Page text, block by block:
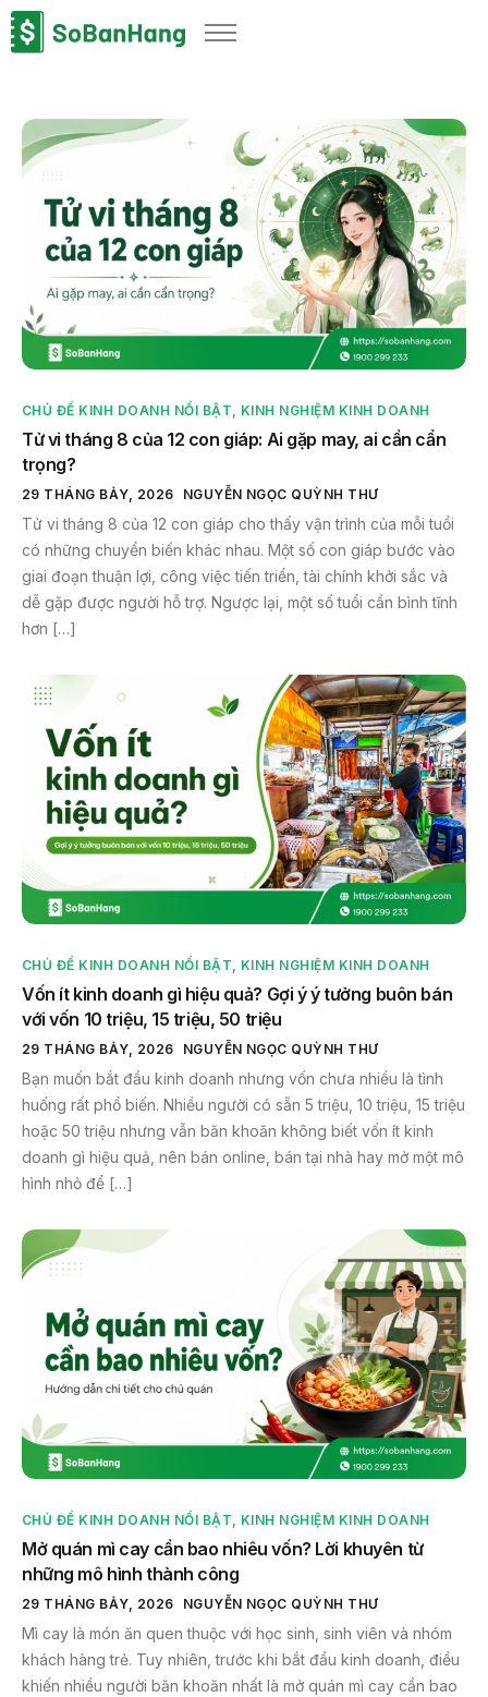
Sản phẩm
Bảng giá
Thông tin thuế
Về chúng tôi
CHỦ ĐỀ KINH DOANH NỔI BẬT KINH NGHIỆM KINH DOANH
Tử vi tháng 8 của 12 con giáp: Ai gặp may, ai cần cẩn
trọng?
29 THÁNG BẢY, 2026 NGUYỄN NGỌC QUỲNH THƯ
Tử vi tháng 8 của 12 con giáp cho thấy vận trình của mỗi tuổi
có những chuyển biến khác nhau. Một số con giáp bước vào
giai đoạn thuận lợi, công việc tiến triển, tài chính khởi sắc và
dễ gặp được người hỗ trợ. Ngược lại, một số tuổi cần bình tĩnh
hơn […]
CHỦ ĐỀ KINH DOANH NỔI BẬT KINH NGHIỆM KINH DOANH
Vốn ít kinh doanh gì hiệu quả? Gợi ý ý tưởng buôn bán
với vốn 10 triệu, 15 triệu, 50 triệu
29 THÁNG BẢY, 2026 NGUYỄN NGỌC QUỲNH THƯ
Bạn muốn bắt đầu kinh doanh nhưng vốn chưa nhiều là tình
huống rất phổ biến. Nhiều người có sẵn 5 triệu, 10 triệu, 15 triệu
hoặc 50 triệu nhưng vẫn băn khoăn không biết vốn ít kinh
doanh gì hiệu quả, nên bán online, bán tại nhà hay mở một mô
hình nhỏ để […]
CHỦ ĐỀ KINH DOANH NỔI BẬT, KINH NGHIỆM KINH DOANH
Mở quán mì cay cần bao nhiêu vốn? Lời khuyên từ
những mô hình thành công
29 THÁNG BẢY, 2026 NGUYỄN NGỌC QUỲNH THƯ
Mì cay là món ăn quen thuộc với học sinh, sinh viên và nhóm
khách hàng trẻ. Tuy nhiên, trước khi bắt đầu kinh doanh, điều
khiến nhiều người băn khoăn nhất là mở quán mì cay cần bao